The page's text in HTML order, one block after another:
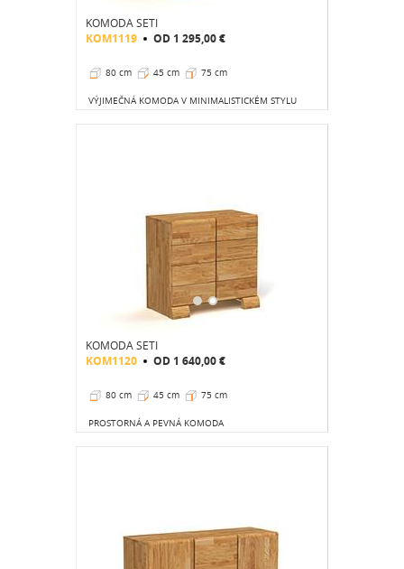
KOMODA SETI
KOM1119 OD 1 295,00 €
80 cm 45 cm 75 cm
VÝJIMEČNÁ KOMODA V MINIMALISTICKÉM STYLU
KOMODA SETI
KOM1120 OD 1 640,00 €
80 cm 45 cm 75 cm
PROSTORNÁ A PEVNÁ KOMODA